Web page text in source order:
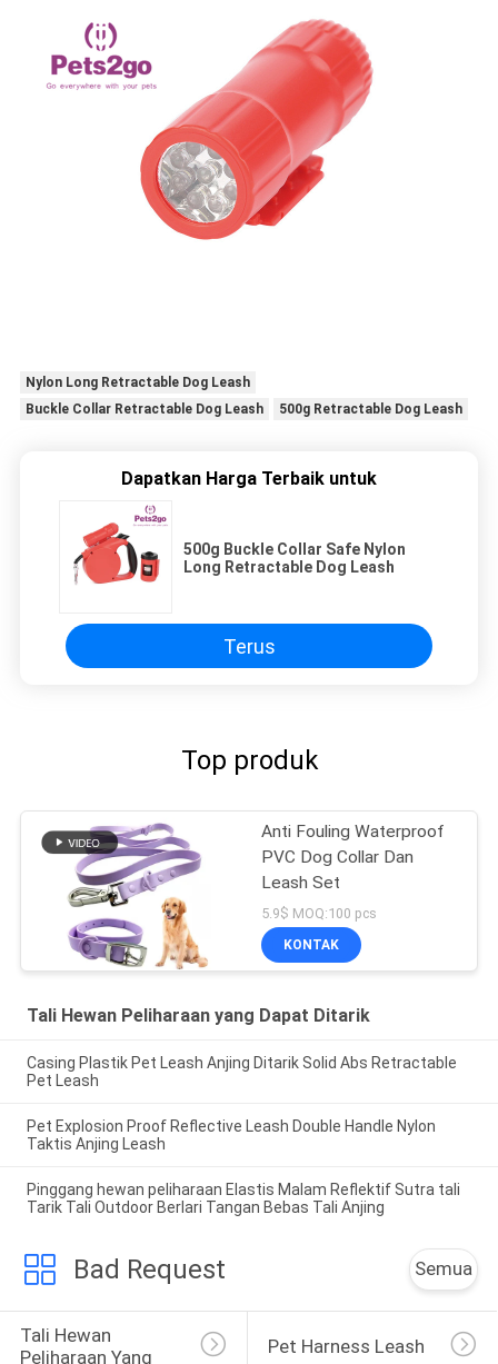
Nylon Long Retractable Dog Leash
Buckle Collar Retractable Dog Leash
500g Retractable Dog Leash
Dapatkan Harga Terbaik untuk
500g Buckle Collar Safe Nylon
Long Retractable Dog Leash
Terus
Top produk
Anti Fouling Waterproof
PVC Dog Collar Dan
Leash Set
5.9$ MOQ:100 pcs
KONTAK
Tali Hewan Peliharaan yang Dapat Ditarik
Casing Plastik Pet Leash Anjing Ditarik Solid Abs Retractable
Pet Leash
Pet Explosion Proof Reflective Leash Double Handle Nylon
Taktis Anjing Leash
Pinggang hewan peliharaan Elastis Malam Reflektif Sutra tali
Tarik Tali Outdoor Berlari Tangan Bebas Tali Anjing
Bad Request Semua
Tali Hewan
Peliharaan Yang
Pet Harness Leash